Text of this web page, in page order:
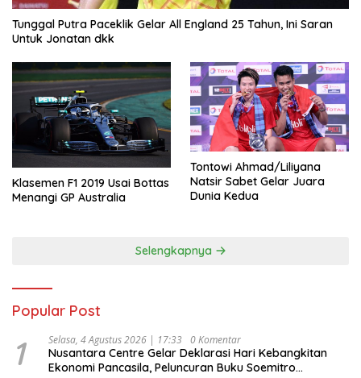
Tunggal Putra Paceklik Gelar All England 25 Tahun, Ini Saran
Untuk Jonatan dkk
Klasemen F1 2019 Usai Bottas
Menangi GP Australia
Tontowi Ahmad/Liliyana
Natsir Sabet Gelar Juara
Dunia Kedua
Selengkapnya
Popular Post
1 Selasa, 4 Agustus 2026 | 17:33 0 Komentar
Nusantara Centre Gelar Deklarasi Hari Kebangkitan
Ekonomi Pancasila, Peluncuran Buku Soemitro